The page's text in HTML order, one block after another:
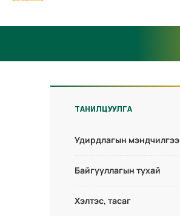
ТАНИЛЦУУЛГА
Удирдлагын мэндчилгээ
Байгууллагын тухай
Хэлтэс, тасаг